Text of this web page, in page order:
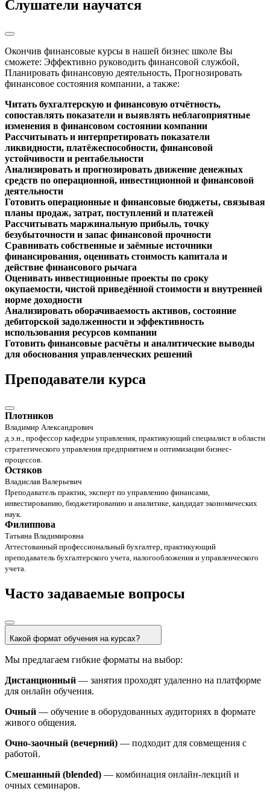
Слушатели научатся
Окончив финансовые курсы в нашей бизнес школе Вы
сможете: Эффективно руководить финансовой службой,
Планировать финансовую деятельность, Прогнозировать
финансовое состояния компании, а также:
Читать бухгалтерскую и финансовую отчётность,
сопоставлять показатели и выявлять неблагоприятные
изменения в финансовом состоянии компании
Рассчитывать и интерпретировать показатели
ликвидности, платёжеспособности, финансовой
устойчивости и рентабельности
Анализировать и прогнозировать движение денежных
средств по операционной, инвестиционной и финансовой
деятельности
Готовить операционные и финансовые бюджеты, связывая
планы продаж, затрат, поступлений и платежей
Рассчитывать маржинальную прибыль, точку
безубыточности и запас финансовой прочности
Сравнивать собственные и заёмные источники
финансирования, оценивать стоимость капитала и
действие финансового рычага
Оценивать инвестиционные проекты по сроку
окупаемости, чистой приведённой стоимости и внутренней
норме доходности
Анализировать оборачиваемость активов, состояние
дебиторской задолженности и эффективность
использования ресурсов компании
Готовить финансовые расчёты и аналитические выводы
для обоснования управленческих решений
Преподаватели курса
Плотников
Владимир Александрович
д.э.н., профессор кафедры управления, практикующий специалист в области
стратегического управления предприятием и оптимизации бизнес-
процессов.
Остяков
Владислав Валерьевич
Преподаватель практик, эксперт по управлению финансами,
инвестированию, бюджетированию и аналитике, кандидат экономических
наук.
Филиппова
Татьяна Владимировна
Аттестованный профессиональный бухгалтер, практикующий
преподаватель бухгалтерского учета, налогообложения и управленческого
учета.
Часто задаваемые вопросы
Какой формат обучения на курсах?
Мы предлагаем гибкие форматы на выбор:
Дистанционный — занятия проходят удаленно на платформе
для онлайн обучения.
Очный — обучение в оборудованных аудиториях в формате
живого общения.
Очно‑заочный (вечерний) — подходит для совмещения с
работой.
Смешанный (blended) — комбинация онлайн‑лекций и
очных семинаров.